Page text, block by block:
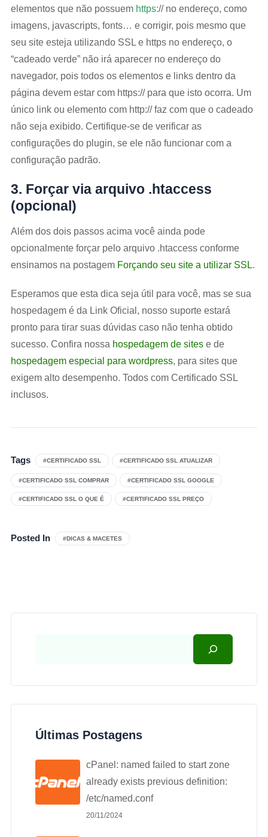
elementos que não possuem https:// no endereço, como
imagens, javascripts, fonts… e corrigir, pois mesmo que
seu site esteja utilizando SSL e https no endereço, o
“cadeado verde” não irá aparecer no endereço do
navegador, pois todos os elementos e links dentro da
página devem estar com https:// para que isto ocorra. Um
único link ou elemento com http:// faz com que o cadeado
não seja exibido. Certifique-se de verificar as
configurações do plugin, se ele não funcionar com a
configuração padrão.
3. Forçar via arquivo .htaccess
(opcional)
Além dos dois passos acima você ainda pode
opcionalmente forçar pelo arquivo .htaccess conforme
ensinamos na postagem Forçando seu site a utilizar SSL.
Esperamos que esta dica seja útil para você, mas se sua
hospedagem é da Link Oficial, nosso suporte estará
pronto para tirar suas dúvidas caso não tenha obtido
sucesso. Confira nossa hospedagem de sites e de
hospedagem especial para wordpress, para sites que
exigem alto desempenho. Todos com Certificado SSL
inclusos.
Tags #CERTIFICADO SSL #CERTIFICADO SSL ATUALIZAR
#CERTIFICADO SSL COMPRAR #CERTIFICADO SSL GOOGLE
#CERTIFICADO SSL O QUE É #CERTIFICADO SSL PREÇO
Posted In #DICAS & MACETES
Últimas Postagens
cPanel: named failed to start zone
already exists previous definition:
/etc/named.conf
20/11/2024